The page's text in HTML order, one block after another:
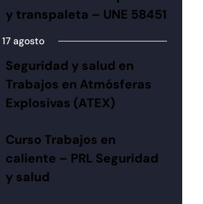
y transpaleta – UNE 58451
17 agosto
Seguridad y salud en
Trabajos en Atmósferas
Explosivas (ATEX)
Curso Trabajos en
caliente – PRL Seguridad
y salud